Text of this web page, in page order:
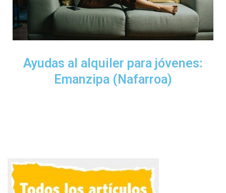
Ayudas al alquiler para jóvenes:
Emanzipa (Nafarroa)